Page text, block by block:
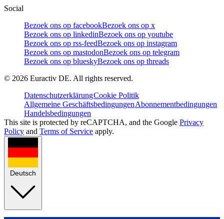
Social
Bezoek ons op facebookBezoek ons op x
Bezoek ons op linkedinBezoek ons op youtube
Bezoek ons op rss-feedBezoek ons op instagram
Bezoek ons op mastodonBezoek ons op telegram
Bezoek ons op blueskyBezoek ons op threads
© 2026 Euractiv DE. All rights reserved.
DatenschutzerklärungCookie Politik
Allgemeine GeschäftsbedingungenAbonnementbedingungen
Handelsbedingungen
This site is protected by reCAPTCHA, and the Google Privacy
Policy and Terms of Service apply.
Deutsch